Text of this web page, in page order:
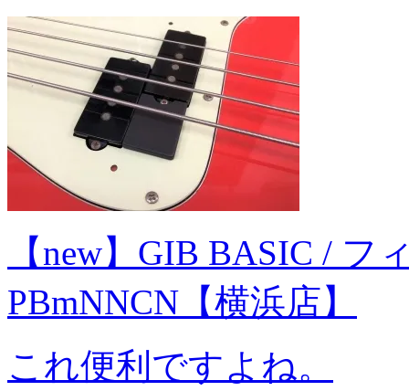
【new】GIB BASIC /
PBmNNCN【横浜店】
これ便利ですよね。